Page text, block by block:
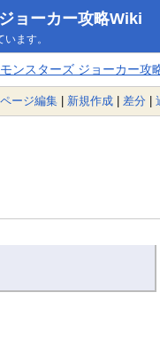
ョーカー攻略Wiki
ます。
ンスターズ ジョーカー攻
ページ編集 | 新規作成 | 差分 |